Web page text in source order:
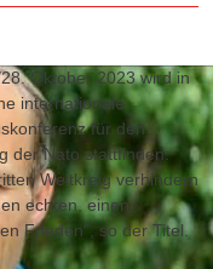
Oktober 2023 wird in
internationale
für den
der Nato stattfinden:
Weltkreig verhindern
echten, einen
Frieden", so der Titel.